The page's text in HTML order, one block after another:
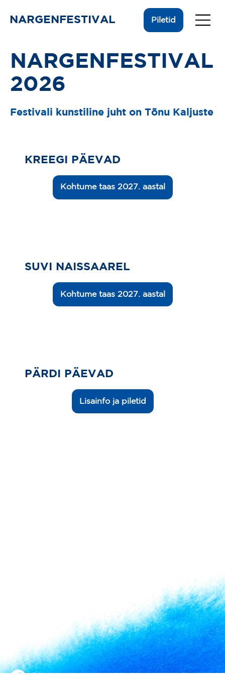
NARGENFESTIVAL Piletid
NARGENFESTIVAL
2026
Festivali kunstiline juht on Tõnu Kaljuste
KREEGI PÄEVAD
Kohtume taas 2027. aastal
SUVI NAISSAAREL
Kohtume taas 2027. aastal
PÄRDI PÄEVAD
Lisainfo ja piletid